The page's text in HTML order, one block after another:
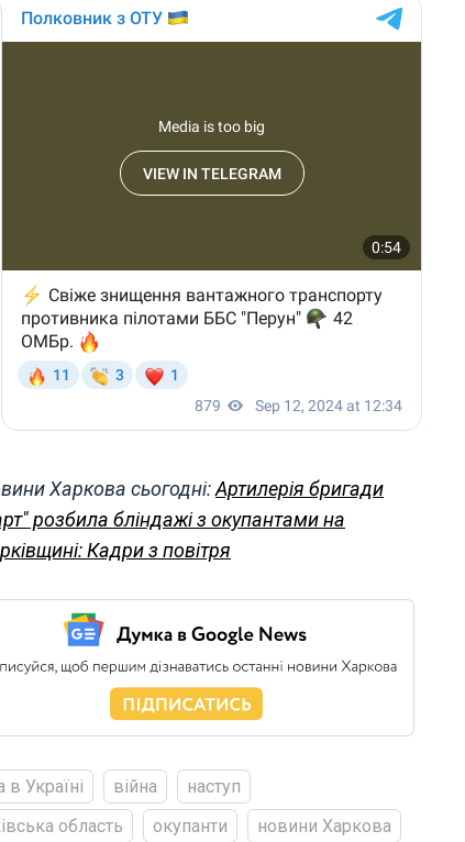
Харкова сьогодні:Артилерія бригади
розбила бліндажі з окупантами на
Кадри з повітря
в Україні війна
наступ
область
окупанти
новини Харкова